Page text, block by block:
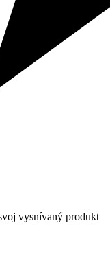
vysnívaný produkt